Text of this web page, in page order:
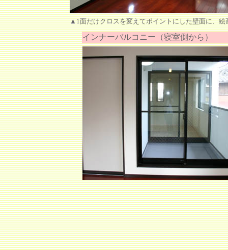
▲1面だけクロスを変えてポイントにした壁面に、
インナーバルコニー（寝室側から）